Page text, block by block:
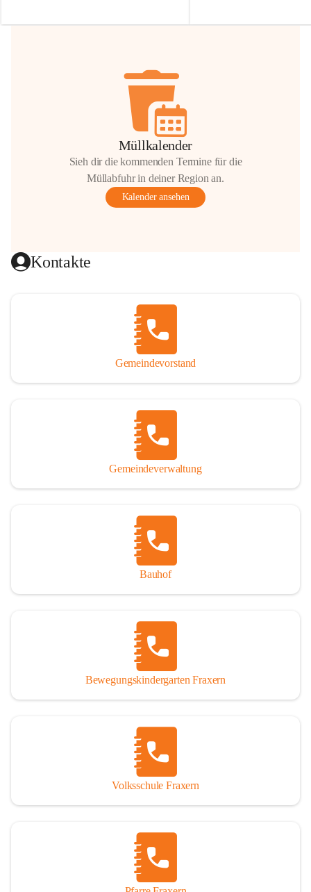
Hilfsbereitschaft!
Müllkalender
Sieh dir die kommenden Termine für die
Müllabfuhr in deiner Region an.
Kalender ansehen
Kontakte
Gemeindevorstand
Gemeindeverwaltung
Bauhof
Bewegungskindergarten Fraxern
Volksschule Fraxern